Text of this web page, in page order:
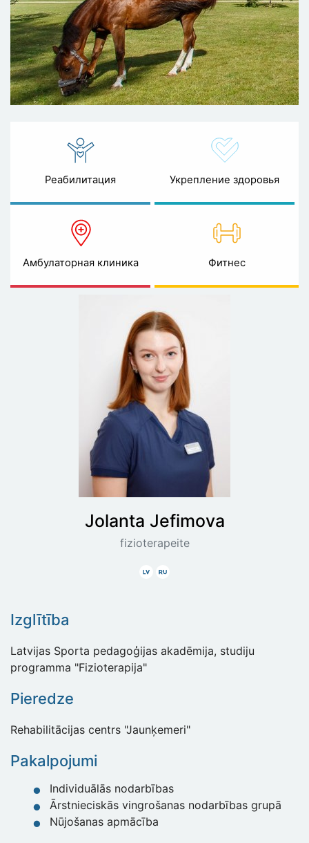
Реабилитация Укрепление здоровья
Амбулаторная клиника Фитнес
Jolanta Jefimova
fizioterapeite
LatviskiKrieviski
Izglītība
Latvijas Sporta pedagoģijas akadēmija, studiju
programma "Fizioterapija"
Pieredze
Rehabilitācijas centrs "Jaunķemeri"
Pakalpojumi
Individuālās nodarbības
Ārstnieciskās vingrošanas nodarbības grupā
Nūjošanas apmācība